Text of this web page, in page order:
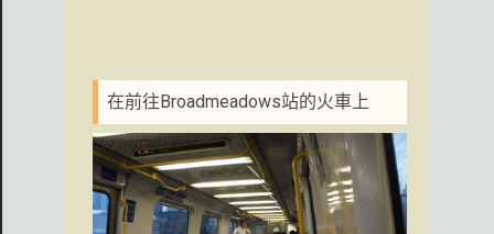
在前往Broadmeadows站的火車上